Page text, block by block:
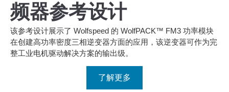
频器参考设计
该参考设计展示了 Wolfspeed 的 WolfPACK™ FM3 功率模块
在创建高功率密度三相逆变器方面的应用，该逆变器可作为完
整工业电机驱动解决方案的输出级。
了解更多